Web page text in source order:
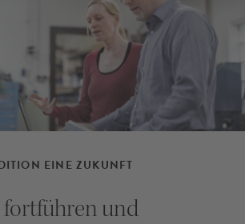
EINE ZUKUNFT
fortführen und